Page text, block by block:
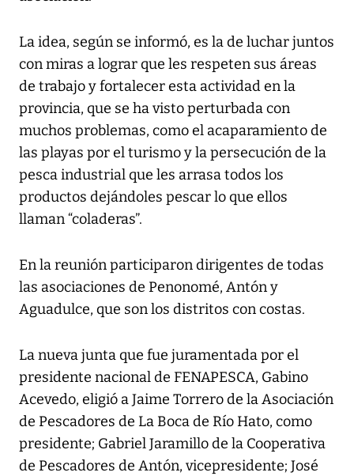
La idea, según se informó, es la de luchar juntos
con miras a lograr que les respeten sus áreas
de trabajo y fortalecer esta actividad en la
provincia, que se ha visto perturbada con
muchos problemas, como el acaparamiento de
las playas por el turismo y la persecución de la
pesca industrial que les arrasa todos los
productos dejándoles pescar lo que ellos
llaman “coladeras”.
En la reunión participaron dirigentes de todas
las asociaciones de Penonomé, Antón y
Aguadulce, que son los distritos con costas.
La nueva junta que fue juramentada por el
presidente nacional de FENAPESCA, Gabino
Acevedo, eligió a Jaime Torrero de la Asociación
de Pescadores de La Boca de Río Hato, como
presidente; Gabriel Jaramillo de la Cooperativa
de Pescadores de Antón, vicepresidente; José